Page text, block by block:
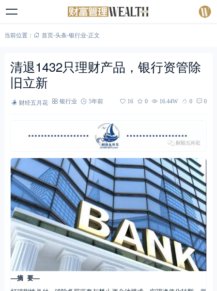
当前位置： 首页-头条-银行业-正文
清退1432只理财产品，银行资管除
旧立新
财经五月花 银行业 5年前 16 0 16.44W 0 0
—摘 要—